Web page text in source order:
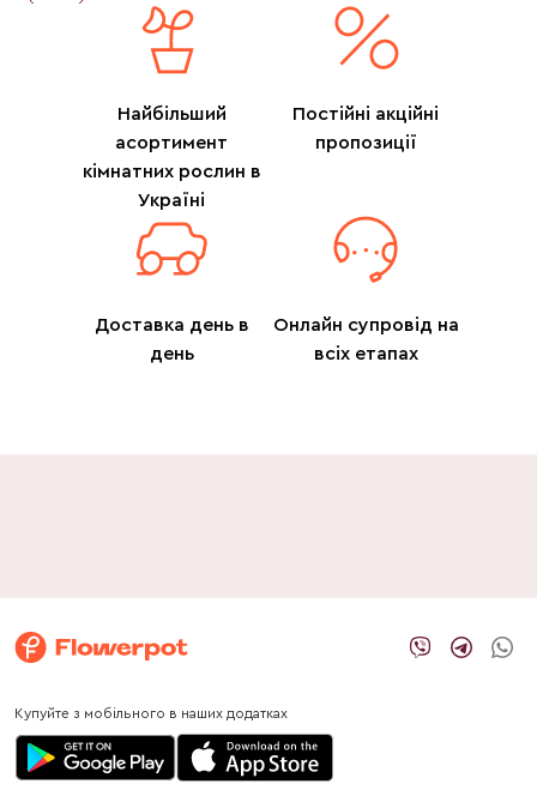
Найбільший
асортимент
кімнатних рослин в
Україні
Постійні акційні
пропозиції
Доставка день в
день
Онлайн супровід на
всіх етапах
Купуйте з мобільного в наших додатках